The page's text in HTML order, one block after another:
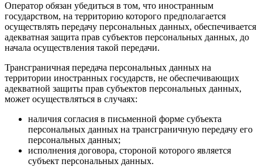
Оператор обязан убедиться в том, что иностранным
государством, на территорию которого предполагается
осуществлять передачу персональных данных, обеспечивается
адекватная защита прав субъектов персональных данных, до
начала осуществления такой передачи.
Трансграничная передача персональных данных на
территории иностранных государств, не обеспечивающих
адекватной защиты прав субъектов персональных данных,
может осуществляться в случаях:
наличия согласия в письменной форме субъекта
персональных данных на трансграничную передачу его
персональных данных;
исполнения договора, стороной которого является
субъект персональных данных.